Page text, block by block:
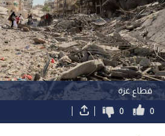
قطاع غزة
0
0